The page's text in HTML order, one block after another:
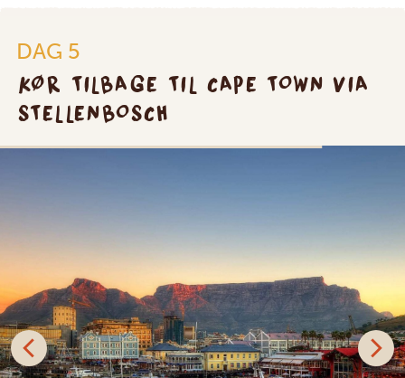
DAG 5
KØR TILBAGE TIL CAPE TOWN VIA
STELLENBOSCH